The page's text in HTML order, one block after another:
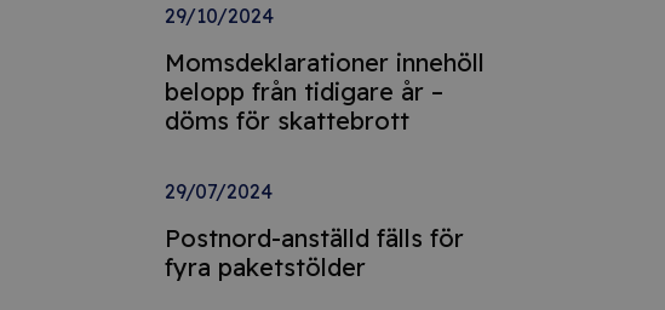
29/10/2024
Momsdeklarationer innehöll
belopp från tidigare år –
döms för skattebrott
29/07/2024
Postnord-anställd fälls för
fyra paketstölder